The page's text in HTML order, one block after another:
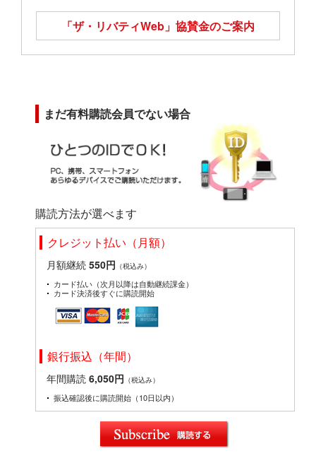
「ザ・リバティWeb」 協賛金のご案内
まだ有料購読会員でない場合
購読方法が選べます
クレジット払い（月額）
月額継続 550円 （税込み）
カード払い（次月以降は自動継続課金）
カード決済後すぐに購読開始
銀行振込（年間）
年間購読 6,050円 （税込み）
振込確認後に購読開始（10日以内）